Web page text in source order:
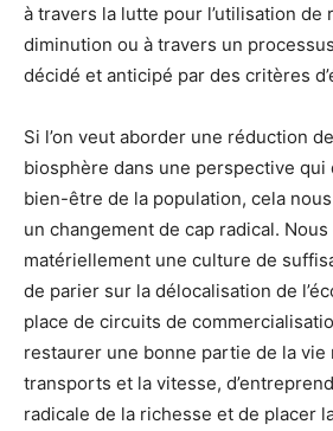
à travers la lutte pour l’utilisation de
diminution ou à travers un
décidé et anticipé par des critères
Si l’on veut aborder une réduction
biosphère dans une perspective qui
bien-être de la population, cela
un changement de cap radical.
matériellement une culture de
de parier sur la délocalisation de
place de circuits de
restaurer une bonne partie de la
transports et la vitesse,
radicale de la richesse et de placer